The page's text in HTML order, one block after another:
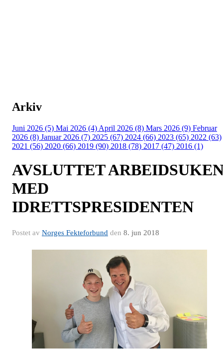
Arkiv
Juni 2026 (5) Mai 2026 (4) April 2026 (8) Mars 2026 (9) Februar
2026 (8) Januar 2026 (7) 2025 (67) 2024 (66) 2023 (65) 2022 (63)
2021 (56) 2020 (66) 2019 (90) 2018 (78) 2017 (47) 2016 (1)
AVSLUTTET
MED
IDRETTSPRESIDENTEN
Postet av Norges Fekteforbund den 8. jun 2018